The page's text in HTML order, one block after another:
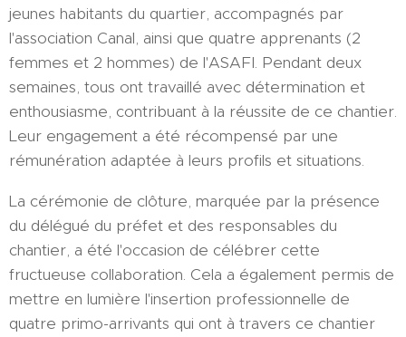
jeunes habitants du quartier, accompagnés par
l'association Canal, ainsi que quatre apprenants (2
femmes et 2 hommes) de l'ASAFI. Pendant deux
semaines, tous ont travaillé avec détermination et
enthousiasme, contribuant à la réussite de ce chantier.
Leur engagement a été récompensé par une
rémunération adaptée à leurs profils et situations.
La cérémonie de clôture, marquée par la présence
du délégué du préfet et des responsables du
chantier, a été l'occasion de célébrer cette
fructueuse collaboration. Cela a également permis de
mettre en lumière l'insertion professionnelle de
quatre primo-arrivants qui ont à travers ce chantier